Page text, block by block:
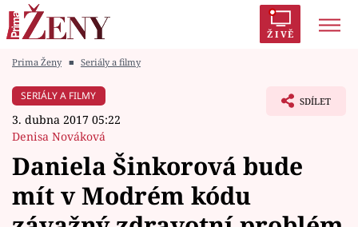
ŽIVĚ
Módní alarm
Témata
Prima Ženy ■ Seriály a filmy
SERIÁLY A FILMY
3. dubna 2017 05:22
Denisa Nováková
SDÍLET
Daniela Šinkorová bude
mít v Modrém kódu